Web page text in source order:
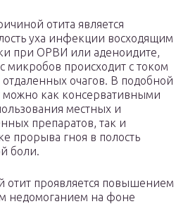
отита является
уха инфекции восходящим
при ОРВИ или аденоидите,
микробов происходит с током
очагов. В подобной
можно как консервативными
местных и
препаратов, так и
прорыва гноя в полость
боли.
отит проявляется повышением
недомоганием на фоне